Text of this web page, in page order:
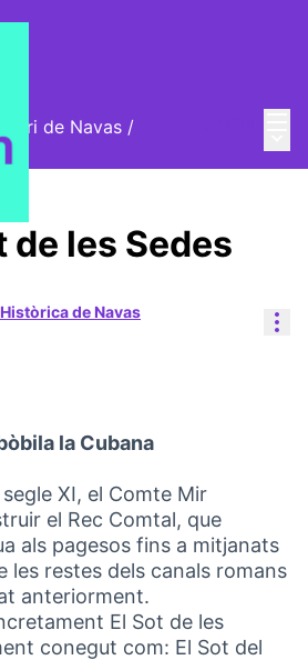
de Navas /
de les Sedes
de Navas
la Cubana
segle XI, el Comte Mir
el Rec Comtal, que
als pagesos fins a mitjanats
les restes dels canals romans
anteriorment.
El Sot de les
conegut com: El Sot del